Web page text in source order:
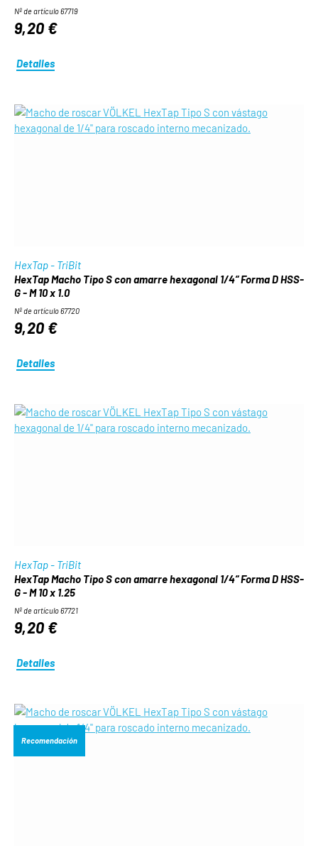
Nº de artículo 67719
9,20 €
Detalles
HexTap - TriBit
HexTap Macho Tipo S con amarre hexagonal 1/4“ Forma D HSS-
G - M 10 x 1.0
Nº de artículo 67720
9,20 €
Detalles
HexTap - TriBit
HexTap Macho Tipo S con amarre hexagonal 1/4“ Forma D HSS-
G - M 10 x 1.25
Nº de artículo 67721
9,20 €
Detalles
Recomendación